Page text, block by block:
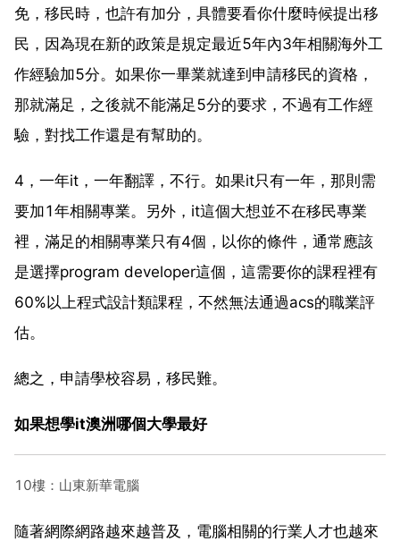
免，移民時，也許有加分，具體要看你什麼時候提出移
民，因為現在新的政策是規定最近5年內3年相關海外工
作經驗加5分。如果你一畢業就達到申請移民的資格，
那就滿足，之後就不能滿足5分的要求，不過有工作經
驗，對找工作還是有幫助的。
4，一年it，一年翻譯，不行。如果it只有一年，那則需
要加1年相關專業。另外，it這個大想並不在移民專業
裡，滿足的相關專業只有4個，以你的條件，通常應該
是選擇program developer這個，這需要你的課程裡有
60%以上程式設計類課程，不然無法通過acs的職業評
估。
總之，申請學校容易，移民難。
如果想學it澳洲哪個大學最好
10樓：山東新華電腦
隨著網際網路越來越普及，電腦相關的行業人才也越來